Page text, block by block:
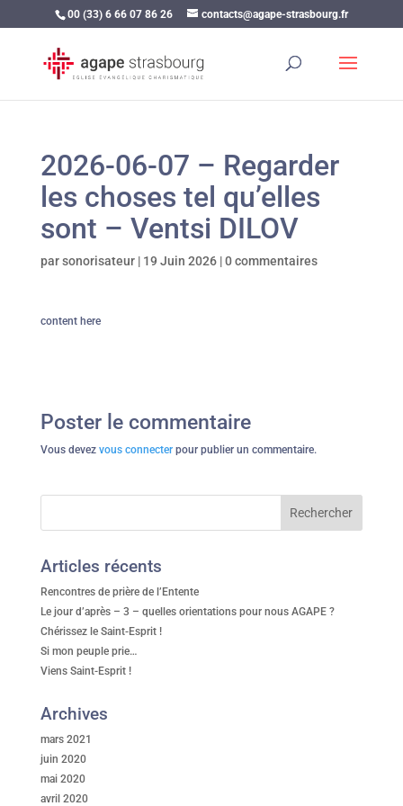
00 (33) 6 66 07 86 26 contacts@agape-strasbourg.fr
2026-06-07 – Regarder
les choses tel qu’elles
sont – Ventsi DILOV
parsonorisateur| 19 Juin 2026|0 commentaires
content here
Poster le commentaire
Vous devez vous connecterpour publier un commentaire.
Articles récents
Rencontres de prière de l’Entente
Le jour d’après – 3 – quelles orientations pour nous AGAPE ?
Chérissez le Saint-Esprit !
Si mon peuple prie…
Viens Saint-Esprit !
Archives
mars 2021
juin 2020
mai 2020
avril 2020